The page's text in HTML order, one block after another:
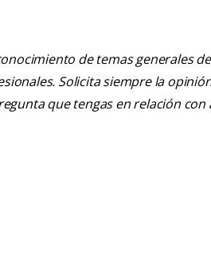
de temas generales
Solicita siempre la
que tengas en relación